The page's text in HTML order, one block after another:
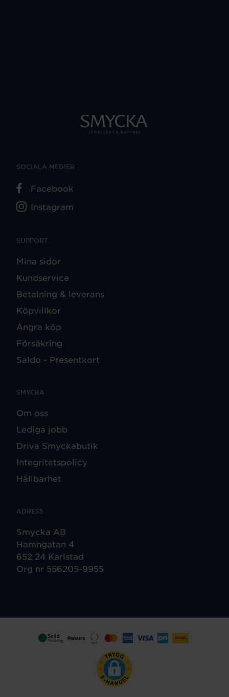
SUPPORT
Mina sidor
Kundservice
Betalning & leverans
Köpvillkor
Ångra köp
Försäkring
Saldo - Presentkort
SMYCKA
Om oss
Lediga jobb
Driva Smyckabutik
Integritetspolicy
Hållbarhet
ADRESS
Smycka AB
Hamngatan 4
652 24 Karlstad
Org nr 556205-9955
SOCIALA MEDIER
Facebook
Instagram